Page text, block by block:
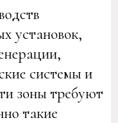
установок,
системы и
зоны требуют
такие